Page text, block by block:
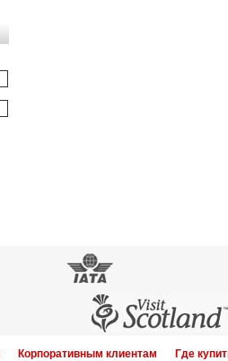
Корпоративным клиентам Где